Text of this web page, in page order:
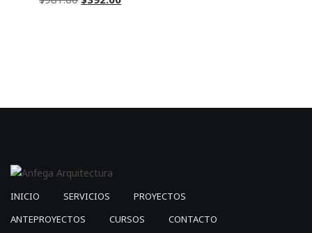
INICIO SERVICIOS
PROYECTOS
ANTEPROYECTOS
CURSOS
CONTACTO